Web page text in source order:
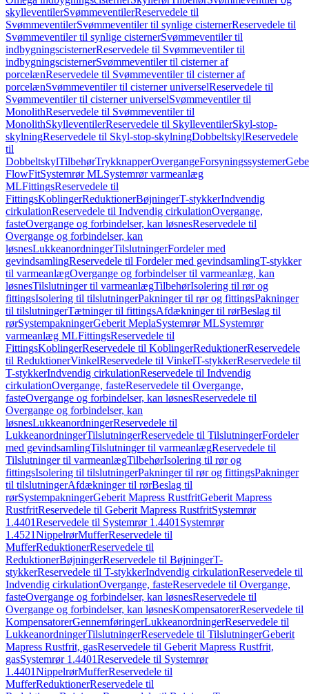
skylleventilerSvømmeventilerReservedele til
SvømmeventilerSvømmeventiler til synlige cisternerReservedele til
Svømmeventiler til synlige cisternerSvømmeventiler til
indbygningscisternerReservedele til Svømmeventiler til
indbygningscisternerSvømmeventiler til cisterner af
porcelænReservedele til Svømmeventiler til cisterner af
porcelænSvømmeventiler til cisterner universelReservedele til
Svømmeventiler til cisterner universelSvømmeventiler til
MonolithReservedele til Svømmeventiler til
MonolithSkylleventilerReservedele til SkylleventilerSkyl-stop-
skylningReservedele til Skyl-stop-skylningDobbeltskylReservedele
til
DobbeltskylTilbehørTrykknapperOvergangeForsyningssystemer
FlowFitSystemrør MLSystemrør varmeanlæg
MLFittingsReservedele til
FittingsKoblingerReduktionerBøjningerT-stykkerIndvendig
cirkulationReservedele til Indvendig cirkulationOvergange,
fasteOvergange og forbindelser, kan løsnesReservedele til
Overgange og forbindelser, kan
løsnesLukkeanordningerTilslutningerFordeler med
gevindsamlingReservedele til Fordeler med gevindsamlingT-stykker
til varmeanlægOvergange og forbindelser til varmeanlæg, kan
løsnesTilslutninger til varmeanlægTilbehørIsolering til rør og
fittingsIsolering til tilslutningerPakninger til rør og fittingsPakninger
til tilslutningerTætninger til fittingsAfdækninger til rørBeslag til
rørSystempakningerGeberit MeplaSystemrør MLSystemrør
varmeanlæg MLFittingsReservedele til
FittingsKoblingerReservedele til KoblingerReduktionerReservedele
til ReduktionerVinkelReservedele til VinkelT-stykkerReservedele til
T-stykkerIndvendig cirkulationReservedele til Indvendig
cirkulationOvergange, fasteReservedele til Overgange,
fasteOvergange og forbindelser, kan løsnesReservedele til
Overgange og forbindelser, kan
løsnesLukkeanordningerReservedele til
LukkeanordningerTilslutningerReservedele til TilslutningerFordeler
med gevindsamlingTilslutninger til varmeanlægReservedele til
Tilslutninger til varmeanlægTilbehørIsolering til rør og
fittingsIsolering til tilslutningerPakninger til rør og fittingsPakninger
til tilslutningerAfdækninger til rørBeslag til
rørSystempakningerGeberit Mapress RustfritGeberit Mapress
RustfritReservedele til Geberit Mapress RustfritSystemrør
1.4401Reservedele til Systemrør 1.4401 Systemrør
1.4521NippelrørMufferReservedele til
MufferReduktionerReservedele til
ReduktionerBøjningerReservedele til BøjningerT-
stykkerReservedele til T-stykkerIndvendig cirkulationReservedele til
Indvendig cirkulationOvergange, fasteReservedele til Overgange,
fasteOvergange og forbindelser, kan løsnesReservedele til
Overgange og forbindelser, kan løsnesKompensatorerReservedele til
KompensatorerGennemføringerLukkeanordningerReservedele til
LukkeanordningerTilslutningerReservedele til TilslutningerGeberit
Mapress Rustfrit, gasReservedele til Geberit Mapress Rustfrit,
gasSystemrør 1.4401Reservedele til Systemrør
1.4401NippelrørMufferReservedele til
MufferReduktionerReservedele til